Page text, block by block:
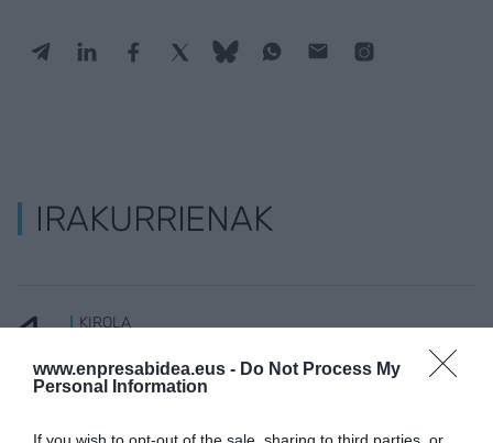
www.enpresabidea.eus - Do Not Process My
Personal Information
If you wish to opt-out of the sale, sharing to third parties, or
IRAKURRIENAK
KIROLA
Trainerua uretaratzea, urte osoko gastua